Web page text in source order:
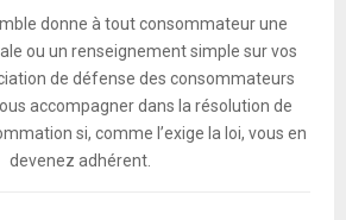
donne à tout consommateur une
ou un renseignement simple sur vos
de défense des consommateurs
accompagner dans la résolution de
si, comme l’exige la loi, vous en
devenez adhérent.